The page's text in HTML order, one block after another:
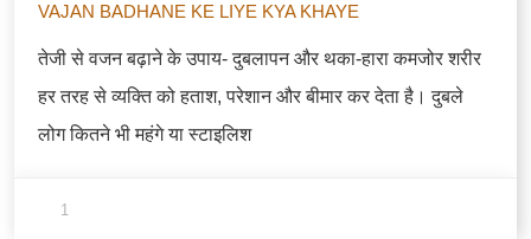
VAJAN BADHANE KE LIYE KYA KHAYE
तेजी से वजन बढ़ाने के उपाय- दुबलापन और थका-हारा कमजोर शरीर
हर तरह से व्यक्ति को हताश, परेशान और बीमार कर देता है। दुबले
लोग कितने भी महंगे या स्टाइलिश
1